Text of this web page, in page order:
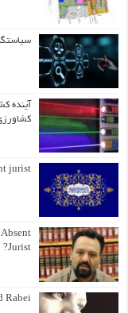
آینده
jurist
Jurist?
Rabei